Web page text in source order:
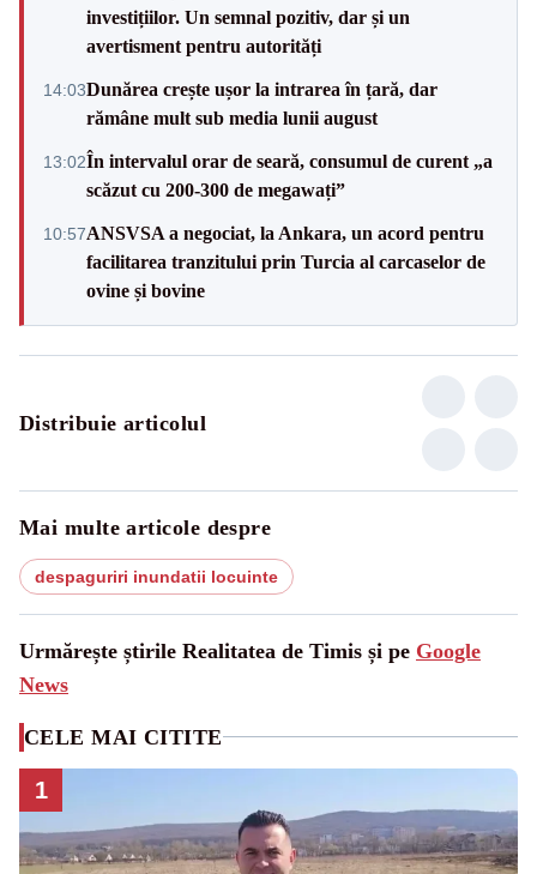
investițiilor. Un semnal pozitiv, dar și un
avertisment pentru autorități
14:03Dunărea crește ușor la intrarea în țară, dar
rămâne mult sub media lunii august
13:02În intervalul orar de seară, consumul de curent „a
scăzut cu 200-300 de megawați”
10:57ANSVSA a negociat, la Ankara, un acord pentru
facilitarea tranzitului prin Turcia al carcaselor de
ovine și bovine
Distribuie articolul
Mai multe articole despre
despaguriri inundatii locuinte
Urmărește știrile Realitatea de Timis și pe Google
News
CELE MAI CITITE
1